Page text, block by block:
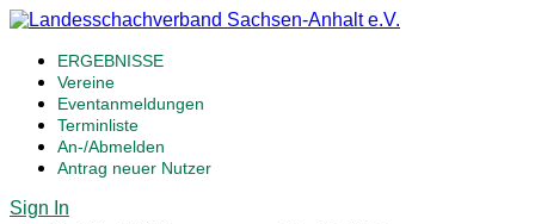
ERGEBNISSE
Vereine
Eventanmeldungen
Terminliste
An-/Abmelden
Antrag neuer Nutzer
Sign In